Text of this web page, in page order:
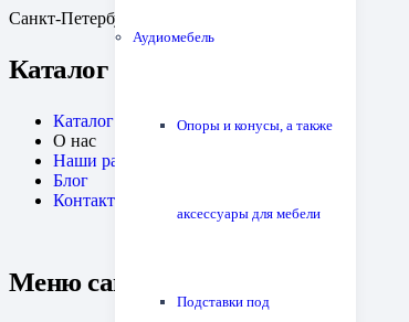
Аудиомебель
Опоры и конусы, а также
аксессуары для мебели
Подставки под
Санкт-Петербург, пр. Медиков, 10к1
Каталог
Каталог
О нас
Наши работы
Блог
Контакты
Меню сайта